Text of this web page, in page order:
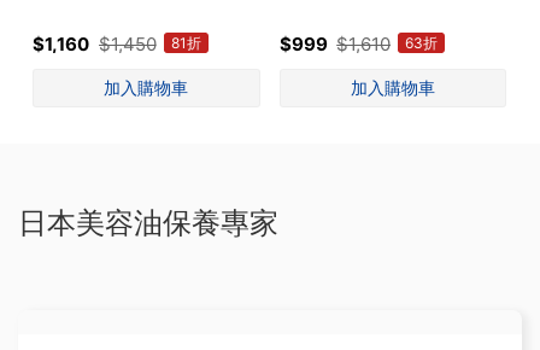
$1,160 $1,450 81折 $999 $1,610 63折
日本美容油保養專家